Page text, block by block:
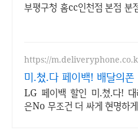
부평구청 홈cc인천점 본점 분
https://
미.쳤.다 페이백! 배달의
비밀지원금!
LG 페이백 할인 미.쳤.다! 대
은No 무조건 더 싸게 현명하